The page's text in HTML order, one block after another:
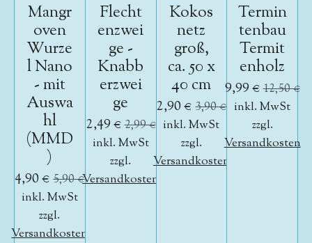
Mangr
oven
Wurze
l Nano
- mit
Auswa
hl
(MMD
)
4,90 € 5,90 €
inkl. MwSt
zzgl.
Versandkosten
Flecht
enzwei
ge -
Knabb
erzwei
ge
2,49 €2,99 €
inkl. MwSt
zzgl.
Versandkosten
Kokos
netz
groß,
ca. 50 x
40 cm
2,90 € 3,90 €
inkl. MwSt
zzgl.
Versandkosten
Termin
tenbau
Termit
enholz
9,99 €12,50 €
inkl. MwSt
zzgl.
Versandkosten